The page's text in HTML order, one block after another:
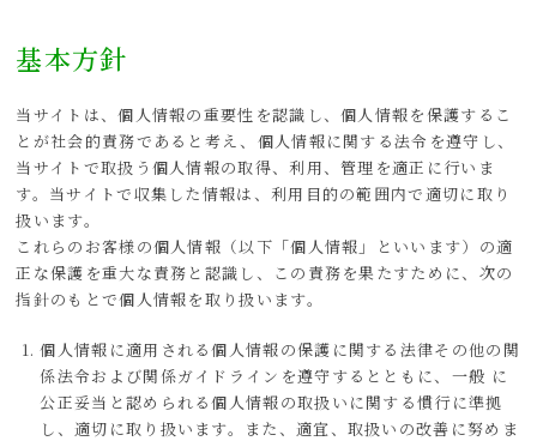
基本方針
当サイトは、個人情報の重要性を認識し、個人情報を保護するこ
とが社会的責務であると考え、個人情報に関する法令を遵守し、
当サイトで取扱う個人情報の取得、利用、管理を適正に行いま
す。当サイトで収集した情報は、利用目的の範囲内で適切に取り
扱います。
これらのお客様の個人情報（以下「個人情報」といいます）の適
正な保護を重大な責務と認識し、この責務を果たすために、次の
指針のもとで個人情報を取り扱います。
個人情報に適用される個人情報の保護に関する法律その他の関
係法令および関係ガイドラインを遵守するとともに、一般 に
公正妥当と認められる個人情報の取扱いに関する慣行に準拠
し、適切に取り扱います。また、適宜、取扱いの改善に努めま